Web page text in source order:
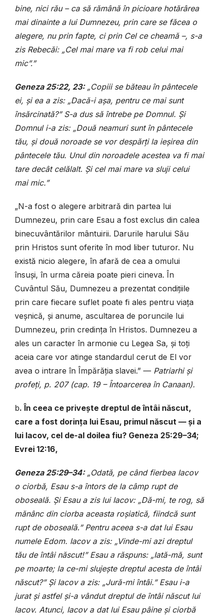
bine, nici rău – ca să rămână în picioare hotărârea
mai dinainte a lui Dumnezeu, prin care se făcea o
alegere, nu prin fapte, ci prin Cel ce cheamă –, s-a
zis Rebecăi: „Cel mai mare va fi rob celui mai
mic”.”
Geneza 25:22, 23:„Copiii se băteau în pântecele
ei, și ea a zis: „Dacă-i așa, pentru ce mai sunt
însărcinată?” S-a dus să întrebe pe Domnul. Și
Domnul i-a zis: „Două neamuri sunt în pântecele
tău, și două noroade se vor despărți la ieșirea din
pântecele tău. Unul din noroadele acestea va fi mai
tare decât celălalt. Și cel mai mare va sluji celui
mai mic.”
„N-a fost o alegere arbitrară din partea lui
Dumnezeu, prin care Esau a fost exclus din calea
binecuvântărilor mântuirii. Darurile harului Său
prin Hristos sunt oferite în mod liber tuturor. Nu
există nicio alegere, în afară de cea a omului
însuși, în urma căreia poate pieri cineva. În
Cuvântul Său, Dumnezeu a prezentat condițiile
prin care fiecare suflet poate fi ales pentru viața
veșnică, și anume, ascultarea de poruncile lui
Dumnezeu, prin credința în Hristos. Dumnezeu a
ales un caracter în armonie cu Legea Sa, și toți
aceia care vor atinge standardul cerut de El vor
avea o intrare în Împărăția slavei.” — Patriarhi și
profeți, p. 207 (cap. 19 – Întoarcerea în Canaan).
b. În ceea ce privește dreptul de întâi născut,
care a fost dorința lui Esau, primul născut — și a
lui Iacov, cel de-al doilea fiu? Geneza 25:29–34;
Evrei 12:16,
Geneza 25:29–34:„Odată, pe când fierbea Iacov
o ciorbă, Esau s-a întors de la câmp rupt de
oboseală. Și Esau a zis lui Iacov: „Dă-mi, te rog, să
mănânc din ciorba aceasta roșiatică, fiindcă sunt
rupt de oboseală.” Pentru aceea s-a dat lui Esau
numele Edom. Iacov a zis: „Vinde-mi azi dreptul
tău de întâi născut!” Esau a răspuns: „Iată-mă, sunt
pe moarte; la ce-mi slujește dreptul acesta de întâi
născut?” Și Iacov a zis: „Jură-mi întâi.” Esau i-a
jurat și astfel și-a vândut dreptul de întâi născut lui
Iacov. Atunci, Iacov a dat lui Esau pâine și ciorbă